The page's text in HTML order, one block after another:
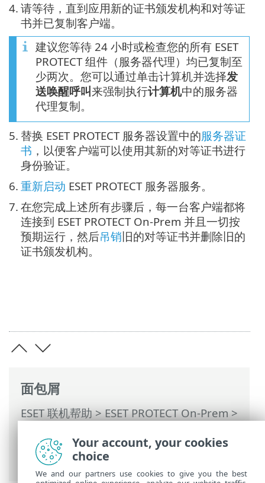
面包屑
ESET 联机帮助>ESET PROTECT On-Prem>
PROTECT On-Prem 主菜单 >更多>证书>
对等证书
> 证书即将过期 - 报告和替换
4. 请等待，直到应用新的证书颁发机构和对等证
书并已复制客户端。
建议您等待 24 小时或检查您的所有 ESET
PROTECT 组件（服务器代理）均已复制至
少两次。您可以通过单击计算机并选择发
送唤醒呼叫来强制执行计算机中的服务器
代理复制。
5. 替换 ESET PROTECT 服务器设置中的服务器证
书 ，以便客户端可以使用其新的对等证书进行
身份验证。
6. 重新启动 ESET PROTECT 服务器服务。
7. 在您完成上述所有步骤后，每一台客户端都将
连接到 ESET PROTECT On-Prem 并且一切按
预期运行，然后吊销旧的对等证书并删除旧的
证书颁发机构。
Your account, your cookies
choice
We and our partners use cookies to give you the best